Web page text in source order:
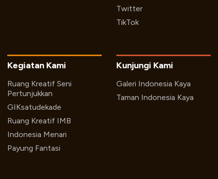
Twitter
TikTok
Kegiatan Kami
Ruang Kreatif Seni
Pertunjukkan
GIKsatudekade
Ruang Kreatif IMB
Indonesia Menari
Payung Fantasi
Kunjungi Kami
Galeri Indonesia Kaya
Taman Indonesia Kaya